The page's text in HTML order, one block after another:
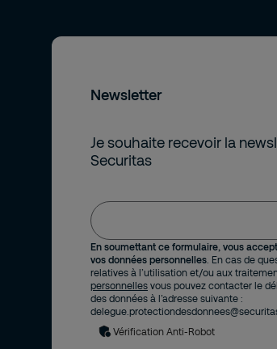
Newsletter
Je souhaite recevoir la
Securitas
En soumettant ce formulaire, vous
vos données personnelles . En cas de
relatives à l’utilisation et/ou aux
personnelles vous pouvez contacter le
des données à l’adresse suivante :
Vérification Anti-Robot